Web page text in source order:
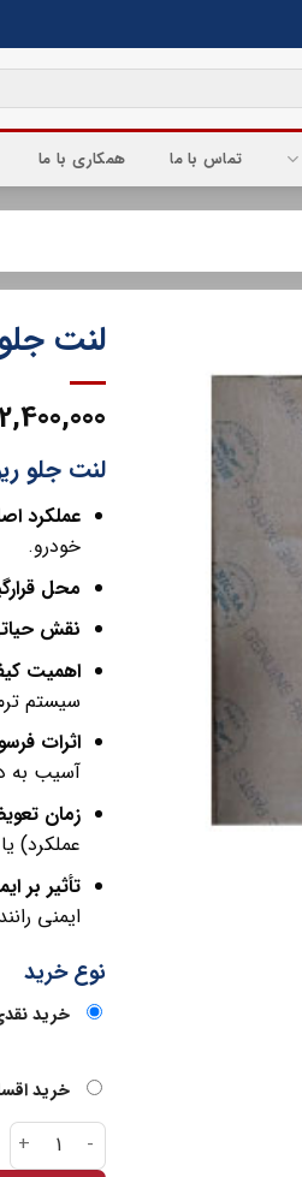
تماس با ما همکاری با ما
لنت
2,400,000
لنت جلو
عملکرد
خودرو.
محل
نقش
اهمیت
سیستم
اثرات
آسیب به
زمان
عملکرد)
تأثیر بر
ایمنی
نوع خرید
خرید
خرید
لنت جلو ریو